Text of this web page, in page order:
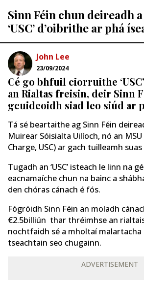
Sinn Féin chun deireadh
‘USC’ d’oibrithe ar phá
John Lee
23/09/2024
Cé go bhfuil ciorruithe
an Rialtas freisin, deir Sinn
gcuideoidh siad leo siúd ar
Tá sé beartaithe ag Sinn Féin
Muirear Sóisialta Uilíoch, nó an MSU
Charge, USC) ar gach tuilleamh suas
Tugadh an ‘USC’ isteach le linn na
eacnamaíche chun na bainc a
den chóras cánach é fós.
Fógróidh Sinn Féin an moladh
€2.5billiún thar thréimhse an
nochtfaidh sé a mholtaí malartacha
tseachtain seo chugainn.
ADVERTISEMENT